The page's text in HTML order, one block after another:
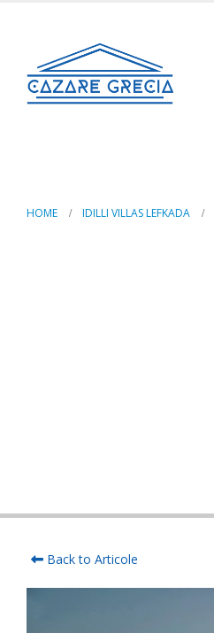
HOME IDILLI VILLAS LEFKADA
Back to Articole